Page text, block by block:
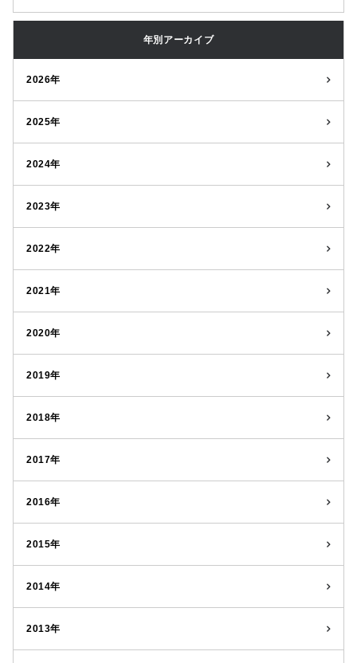
年別アーカイブ
2026年
2025年
2024年
2023年
2022年
2021年
2020年
2019年
2018年
2017年
2016年
2015年
2014年
2013年